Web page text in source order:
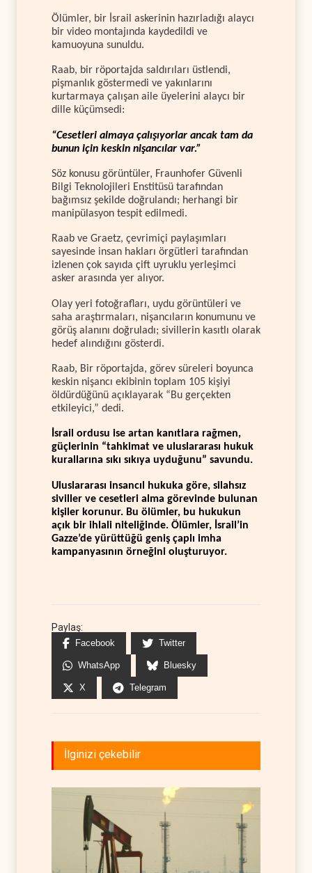
Ölümler, bir İsrail askerinin hazırladığı alaycı
bir video montajında kaydedildi ve
kamuoyuna sunuldu.
Raab, bir röportajda saldırıları üstlendi,
pişmanlık göstermedi ve yakınlarını
kurtarmaya çalışan aile üyelerini alaycı bir
dille küçümsedi:
“Cesetleri almaya çalışıyorlar ancak tam da
bunun için keskin nişancılar var.”
Söz konusu görüntüler, Fraunhofer Güvenli
Bilgi Teknolojileri Enstitüsü tarafından
bağımsız şekilde doğrulandı; herhangi bir
manipülasyon tespit edilmedi.
Raab ve Graetz, çevrimiçi paylaşımları
sayesinde insan hakları örgütleri tarafından
izlenen çok sayıda çift uyruklu yerleşimci
asker arasında yer alıyor.
Olay yeri fotoğrafları, uydu görüntüleri ve
saha araştırmaları, nişancıların konumunu ve
görüş alanını doğruladı; sivillerin kasıtlı olarak
hedef alındığını gösterdi.
Raab, Bir röportajda, görev süreleri boyunca
keskin nişancı ekibinin toplam 105 kişiyi
öldürdüğünü açıklayarak “Bu gerçekten
etkileyici,” dedi.
İsrail ordusu ise artan kanıtlara rağmen,
güçlerinin “tahkimat ve uluslararası hukuk
kurallarına sıkı sıkıya uyduğunu” savundu.
Uluslararası insancıl hukuka göre, silahsız
siviller ve cesetleri alma görevinde bulunan
kişiler korunur. Bu ölümler, bu hukukun
açık bir ihlali niteliğinde. Ölümler, İsrail’in
Gazze’de yürüttüğü geniş çaplı imha
kampanyasının örneğini oluşturuyor.
Paylaş:
Facebook Twitter
WhatsApp Bluesky
X Telegram
İlginizi çekebilir